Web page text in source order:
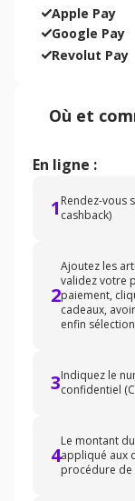
Apple Pay
Google Pay
Revolut Pay
Où et
En ligne :
1 Rendez-vous
cashback)
2
Ajoutez les
validez votre
paiement,
cadeaux,
enfin
3Indiquez le
confidentiel
4
Le montant
appliqué aux
procédure